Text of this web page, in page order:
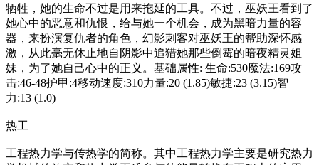
牺牲，她的生命不过是用来拖延的工具。不过，巫妖王看到了
她心中的恶意和仇恨，给与她一个机会，成为黑暗力量的容
器，来扮演复仇者的角色，幻影刺客对巫妖王的帮助深怀感
激，从此毫无休止地自阴影中追猎她那些倒霉的暗夜精灵姐
妹，为了她自己心中的正义。基础属性: 生命:530魔法:169攻
击:46-48护甲:4移动速度:310力量:20 (1.85)敏捷:23 (3.15)智
力:13 (1.0)
热工
工程热力学与传热学的简称。其中工程热力学主要是研究热力